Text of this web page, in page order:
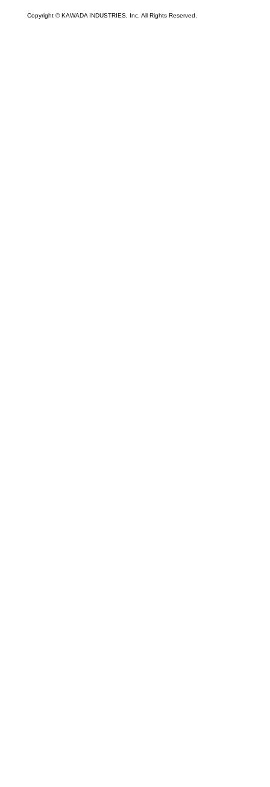
Copyright © KAWADA INDUSTRIES, Inc. All Rights Reserved.